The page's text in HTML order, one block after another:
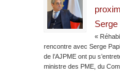
Serge
«
rencontre avec Serge
de l’AJPME ont pu
ministre des PME, du